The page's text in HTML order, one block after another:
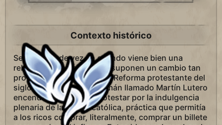
Contexto histórico
Se dice que de vez en cuando viene bien una
rebelión, pero casi nunca suponen un cambio tan
profundo como supuso la Reforma protestante del
siglo XVI. Un teólogo alemán llamado Martín Lutero
encendió la mecha al protestar por la indulgencia
plenaria de la Iglesia católica, práctica que permitía
a los ricos comprar, literalmente, comprar un billete